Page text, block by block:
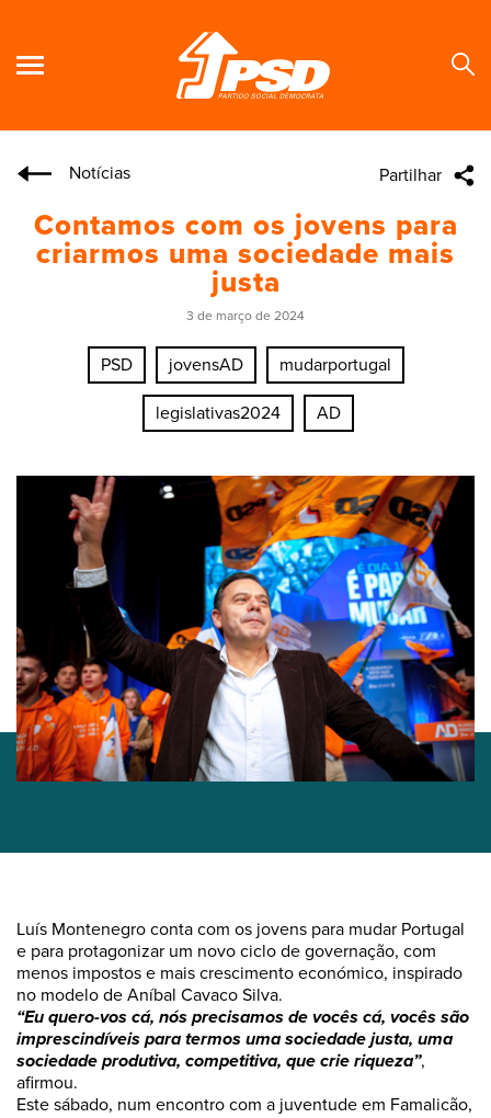
Notícias Partilhar
Contamos com os jovens para
criarmos uma sociedade mais
justa
3 de março de 2024
PSD jovensAD mudarportugal
legislativas2024 AD
Luís Montenegro conta com os jovens para mudar Portugal
e para protagonizar um novo ciclo de governação, com
menos impostos e mais crescimento económico, inspirado
no modelo de Aníbal Cavaco Silva.
“Eu quero-vos cá, nós precisamos de vocês cá, vocês são
imprescindíveis para termos uma sociedade justa, uma
sociedade produtiva, competitiva, que crie riqueza”,
afirmou.
Este sábado, num encontro com a juventude em Famalicão,